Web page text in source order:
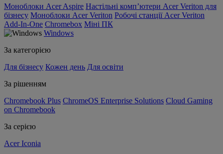
Моноблоки Acer Aspire Настільні комп’ютери Acer Veriton для
бізнесу Моноблоки Acer Veriton Робочі станції Acer Veriton
Add-In-One Chromebox Міні ПК
Windows
За категорією
Для бізнесу Кожен день Для освіти
За рішенням
Chromebook Plus ChromeOS Enterprise Solutions Cloud Gaming
on Chromebook
За серією
Acer Iconia